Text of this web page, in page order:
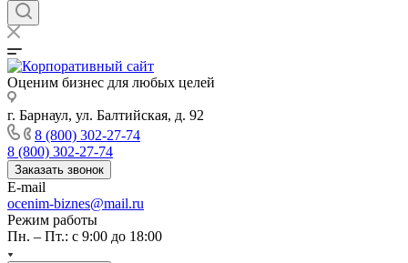
Оценим бизнес для любых целей
г. Барнаул, ул. Балтийская, д. 92
8 (800) 302-27-74
8 (800) 302-27-74
Заказать звонок
E-mail
ocenim-biznes@mail.ru
Режим работы
Пн. – Пт.: с 9:00 до 18:00